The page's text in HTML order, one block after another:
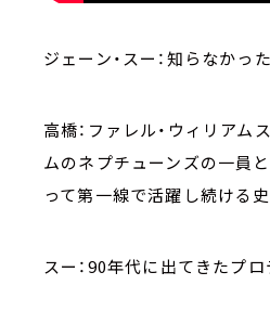
ジェーン・スー：知らなかっ
高橋：ファレル・ウィリア
ムのネプチューンズの一員
って第一線で活躍し続ける
スー：90年代に出てきたプ